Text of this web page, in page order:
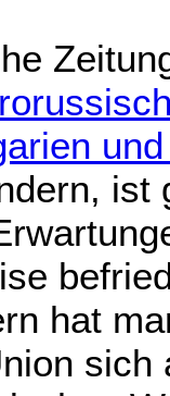
ist
hat